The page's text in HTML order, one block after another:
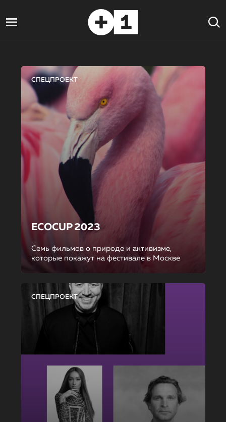
СПЕЦПРОЕКТ
ECOCUP 2023
Семь фильмов о природе и активизме,
которые покажут на фестивале в Москве
СПЕЦПРОЕКТ